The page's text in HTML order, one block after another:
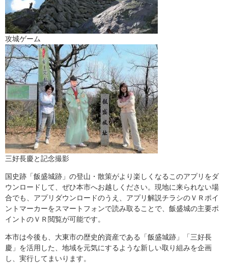
​攻城ゲーム
三好長慶と記念撮影
国史跡「飯盛城跡」の登山・散策がより楽しくなるこのアプリをダ
ウンロードして、ぜひ本市へお越しください。現地に来られない場
合でも、アプリダウンロードのうえ、アプリ解説チラシのＶＲポイ
ントマーカーをスマートフォンで読み取ることで、飯盛城の主要ポ
イントのＶＲ閲覧が可能です。
本市は今後も、大東市の歴史的資産である「飯盛城跡」「三好長
慶」を活用した、地域を元気にするような新しい取り組みを企画
し、実行してまいります。